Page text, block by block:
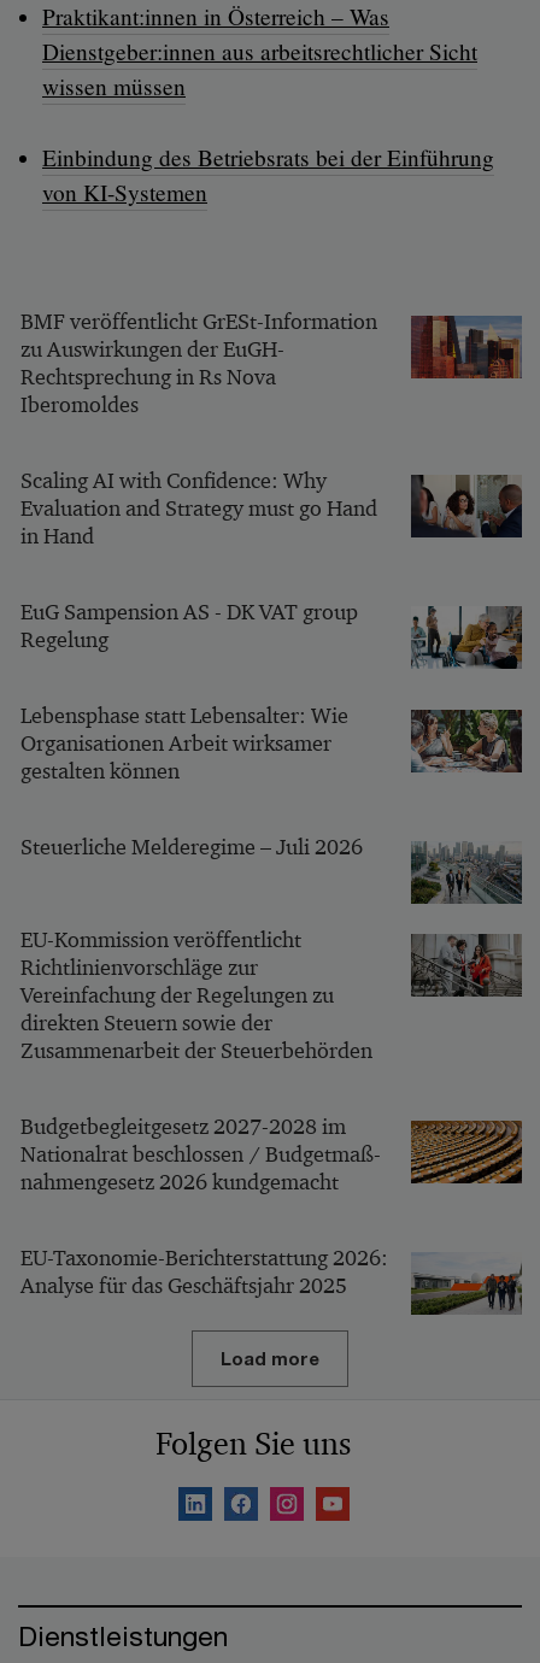
Praktikant:innen in Österreich – Was
Dienstgeber:innen aus arbeitsrechtlicher Sicht
wissen müssen
Einbindung des Betriebsrats bei der Einführung
von KI-Systemen
BMF veröffentlicht GrESt-Information
zu Auswirkungen der EuGH-
Rechtsprechung in Rs Nova
Iberomoldes
Scaling AI with Confidence: Why
Evaluation and Strategy must go Hand
in Hand
EuG Sampension AS - DK VAT group
Regelung
Lebensphase statt Lebensalter: Wie
Organisationen Arbeit wirksamer
gestalten können
Steuerliche Melderegime – Juli 2026
EU-Kommission veröffentlicht
Richtlinienvorschläge zur
Vereinfachung der Regelungen zu
direkten Steuern sowie der
Zusammenarbeit der Steuerbehörden
Budgetbegleitgesetz 2027-2028 im
Nationalrat beschlossen / Budgetmaß-
nahmengesetz 2026 kundgemacht
EU-Taxonomie-Berichterstattung 2026:
Analyse für das Geschäftsjahr 2025
Load more
Folgen Sie uns
Dienstleistungen